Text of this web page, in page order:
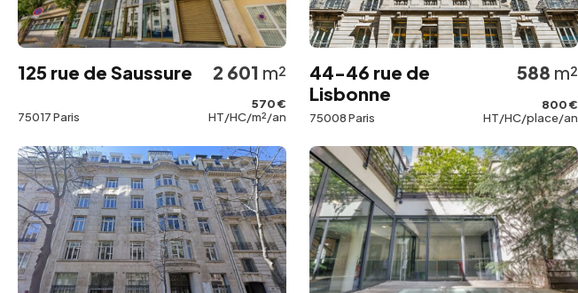
125 rue de Saussure
75017 Paris
2 601 m²
570 €
HT/HC/m²/an
44-46 rue de
Lisbonne
75008 Paris
588 m²
800 €
HT/HC/place/an